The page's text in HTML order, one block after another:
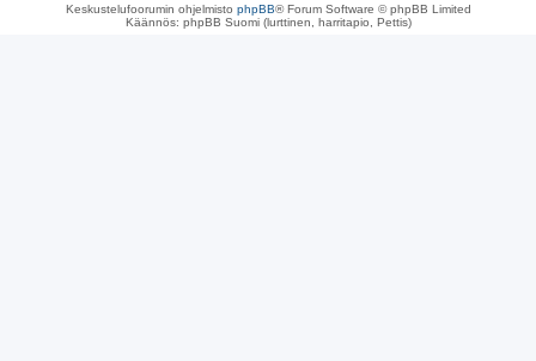
Keskustelufoorumin ohjelmisto phpBB® Forum Software © phpBB Limited
Käännös: phpBB Suomi (lurttinen, harritapio, Pettis)